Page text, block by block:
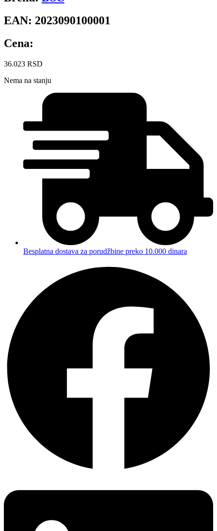
EAN: 2023090100001
Cena:
36.023 RSD
Nema na stanju
Besplatna dostava za porudžbine preko 10.000 dinara